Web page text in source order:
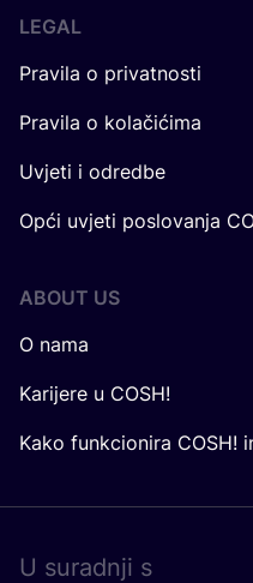
LEGAL
Pravila o privatnosti
Pravila o kolačićima
Uvjeti i odredbe
Opći uvjeti poslovanja
ABOUT US
O nama
Karijere u COSH!
Kako funkcionira COSH!
U surad­nji s